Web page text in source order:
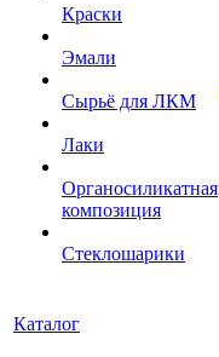
Краски
Эмали
Сырьё для ЛКМ
Лаки
Органосиликатная
композиция
Стеклошарики
Каталог